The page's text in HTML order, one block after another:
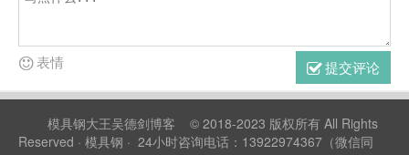
提交评论
表情
模具钢大王吴德剑博客 © 2018-2023 版权所有 All Rights
Reserved · 模具钢 · 24小时咨询电话：13922974367（微信同